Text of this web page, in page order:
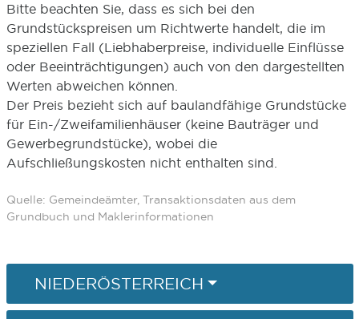
Bitte beachten Sie, dass es sich bei den
Grundstückspreisen um Richtwerte handelt, die im
speziellen Fall (Liebhaberpreise, individuelle Einflüsse
oder Beeinträchtigungen) auch von den dargestellten
Werten abweichen können.
Der Preis bezieht sich auf baulandfähige Grundstücke
für Ein-/Zweifamilienhäuser (keine Bauträger und
Gewerbegrundstücke), wobei die
Aufschließungskosten nicht enthalten sind.
Quelle: Gemeindeämter, Transaktionsdaten aus dem
Grundbuch und Maklerinformationen
NIEDERÖSTERREICH